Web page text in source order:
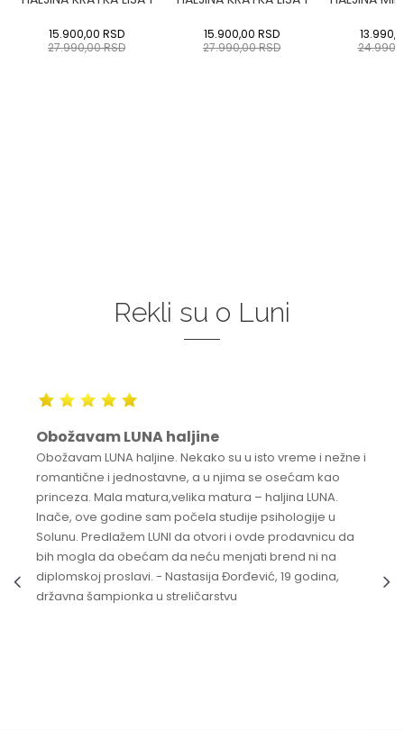
15.900,00 RSD
27.990,00RSD
15.900,00 RSD
27.990,00RSD
Rekli su o Luni
Obožavam LUNA haljine
Obožavam LUNA haljine. Nekako su u isto vreme i nežne i
romantične i jednostavne, a u njima se osećam kao
princeza. Mala matura,velika matura – haljina LUNA.
Inače, ove godine sam počela studije psihologije u
Solunu. Predlažem LUNI da otvori i ovde prodavnicu da
bih mogla da obećam da neću menjati brend ni na
diplomskoj proslavi. - Nastasija Đorđević, 19 godina,
državna šampionka u streličarstvu